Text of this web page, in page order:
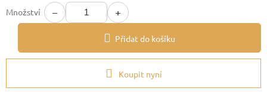
Množství − +
Přidat do košíku
Koupit nyní